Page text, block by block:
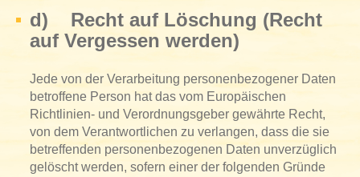
d) Recht auf Löschung (Recht
auf Vergessen werden)
Jede von der Verarbeitung personenbezogener Daten
betroffene Person hat das vom Europäischen
Richtlinien- und Verordnungsgeber gewährte Recht,
von dem Verantwortlichen zu verlangen, dass die sie
betreffenden personenbezogenen Daten unverzüglich
gelöscht werden, sofern einer der folgenden Gründe